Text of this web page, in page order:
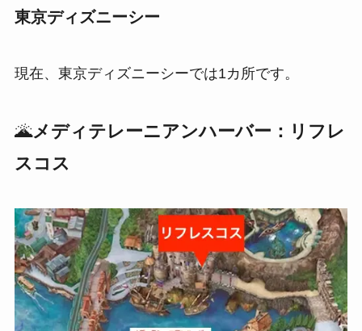
東京ディズニーシー
現在、東京ディズニーシーでは1カ所です。
🌋メディテレーニアンハーバー：リフレ
スコス